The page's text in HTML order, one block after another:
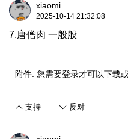
xiaomi
2025-10-14 21:32:08
7.唐僧肉 一般般
附件: 您需要登录才可以下载
支持 反对